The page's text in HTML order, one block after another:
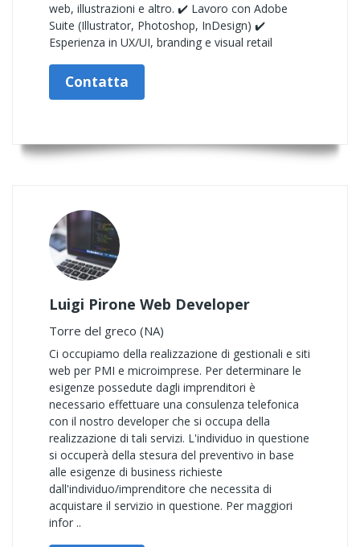
web, illustrazioni e altro. ✔️ Lavoro con Adobe
Suite (Illustrator, Photoshop, InDesign) ✔️
Esperienza in UX/UI, branding e visual retail
Contatta
Luigi Pirone Web Developer
Torre del greco (NA)
Ci occupiamo della realizzazione di gestionali e siti
web per PMI e microimprese. Per determinare le
esigenze possedute dagli imprenditori è
necessario effettuare una consulenza telefonica
con il nostro developer che si occupa della
realizzazione di tali servizi. L'individuo in questione
si occuperà della stesura del preventivo in base
alle esigenze di business richieste
dall'individuo/imprenditore che necessita di
acquistare il servizio in questione. Per maggiori
infor ..